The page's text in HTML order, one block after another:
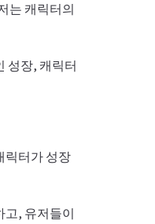
는 캐릭터의
성장, 캐릭터
릭터가 성장
고, 유저들이